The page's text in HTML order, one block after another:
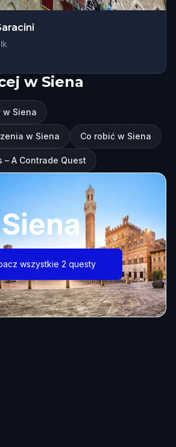
w Siena
Siena
w Siena Co robić w Siena
– A Contrade Quest
Siena
wszystkie 2 questy